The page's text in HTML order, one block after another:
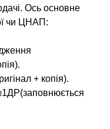
Ось основне
чи ЦНАП:
+ копія).